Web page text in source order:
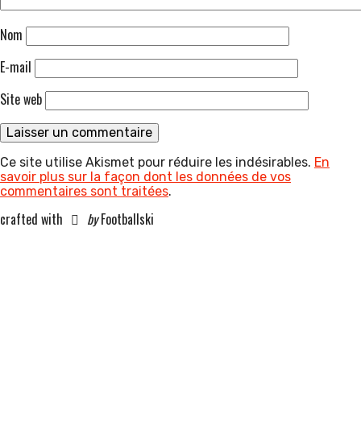
Nom
E-mail
Site web
Ce site utilise Akismet pour réduire les indésirables. En
savoir plus sur la façon dont les données de vos
commentaires sont traitées.
crafted with byFootballski